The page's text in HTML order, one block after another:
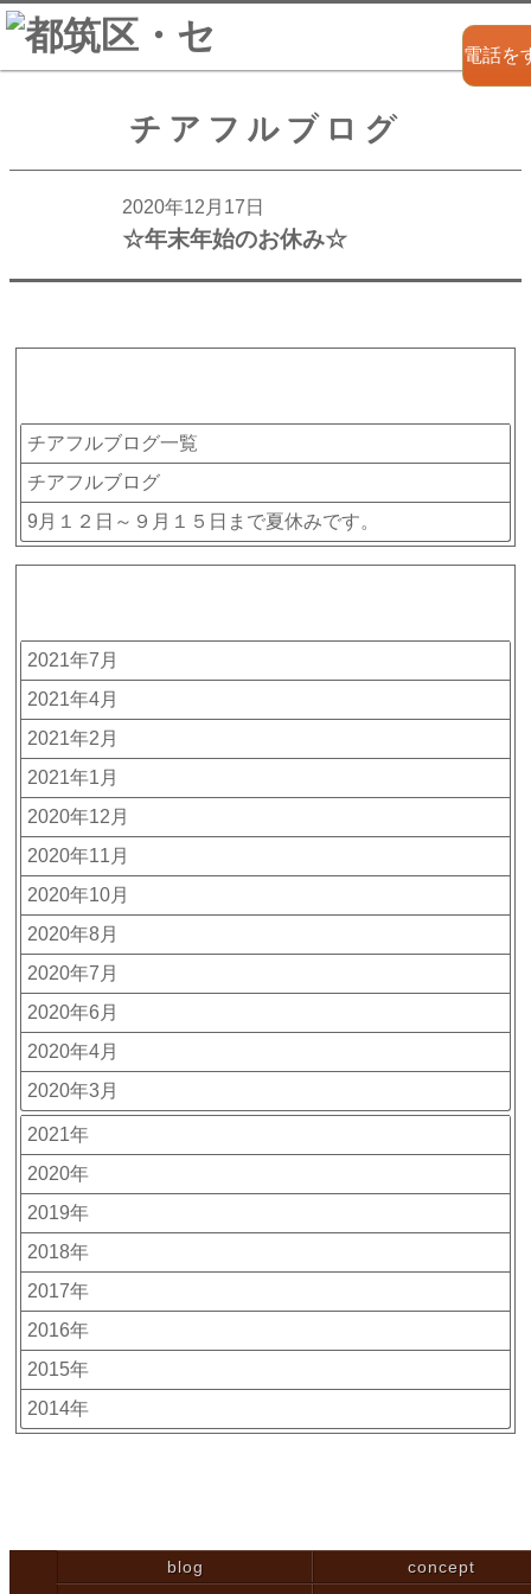
電話を
チアフルブログ
2020年12月17日
☆年末年始のお休み☆
チアフルブログ一覧
チアフルブログ
9月１２日～９月１５日まで夏休みです。
2021年7月
2021年4月
2021年2月
2021年1月
2020年12月
2020年11月
2020年10月
2020年8月
2020年7月
2020年6月
2020年4月
2020年3月
2021年
2020年
2019年
2018年
2017年
2016年
2015年
2014年
blog
concept